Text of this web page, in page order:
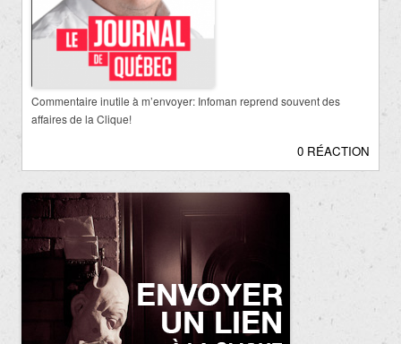
Commentaire inutile à m’envoyer: Infoman reprend souvent des
affaires de la Clique!
0 RÉACTION